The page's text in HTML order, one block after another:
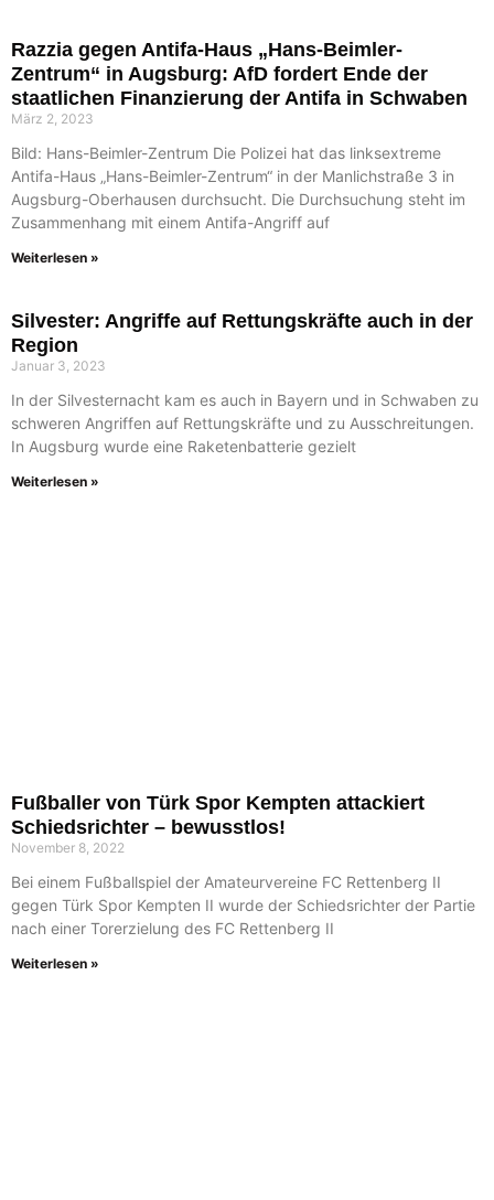
Razzia gegen Antifa-Haus „Hans-Beimler-
Zentrum“ in Augsburg: AfD fordert Ende der
staatlichen Finanzierung der Antifa in Schwaben
März 2, 2023
Bild: Hans-Beimler-Zentrum Die Polizei hat das linksextreme
Antifa-Haus „Hans-Beimler-Zentrum“ in der Manlichstraße 3 in
Augsburg-Oberhausen durchsucht. Die Durchsuchung steht im
Zusammenhang mit einem Antifa-Angriff auf
Weiterlesen »
Silvester: Angriffe auf Rettungskräfte auch in der
Region
Januar 3, 2023
In der Silvesternacht kam es auch in Bayern und in Schwaben zu
schweren Angriffen auf Rettungskräfte und zu Ausschreitungen.
In Augsburg wurde eine Raketenbatterie gezielt
Weiterlesen »
Fußballer von Türk Spor Kempten attackiert
Schiedsrichter – bewusstlos!
November 8, 2022
Bei einem Fußballspiel der Amateurvereine FC Rettenberg II
gegen Türk Spor Kempten II wurde der Schiedsrichter der Partie
nach einer Torerzielung des FC Rettenberg II
Weiterlesen »